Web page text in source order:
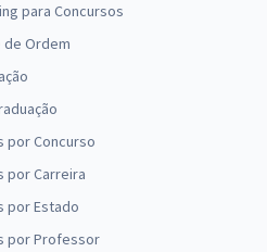
para Concursos
de Ordem
por Concurso
por Carreira
por Estado
por Professor